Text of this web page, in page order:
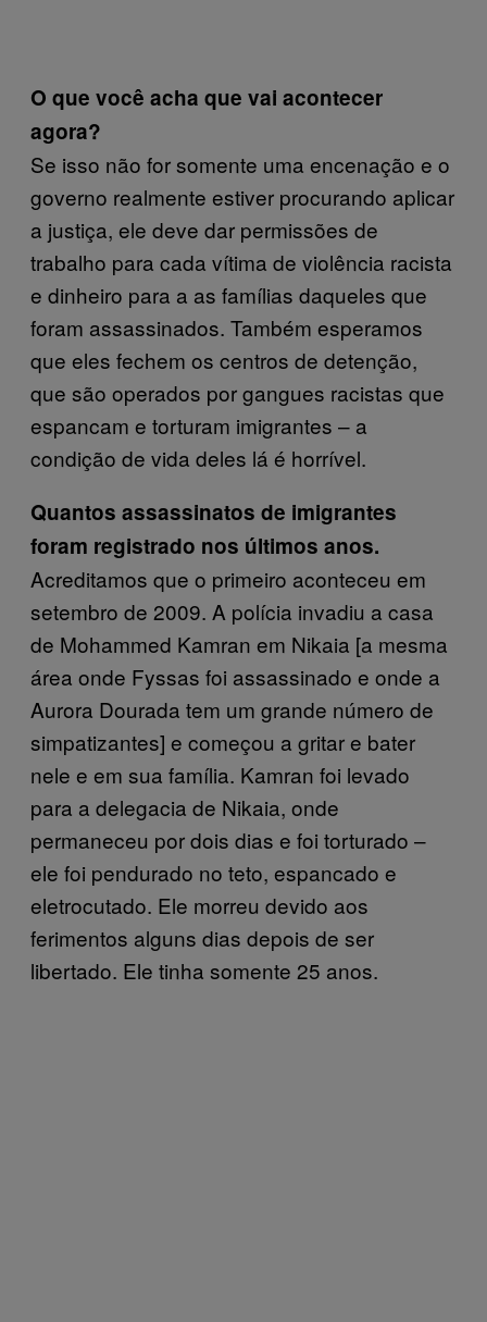
O que você acha que vai acontecer
agora?
Se isso não for somente uma encenação e o
governo realmente estiver procurando aplicar
a justiça, ele deve dar permissões de
trabalho para cada vítima de violência racista
e dinheiro para a as famílias daqueles que
foram assassinados. Também esperamos
que eles fechem os centros de detenção,
que são operados por gangues racistas que
espancam e torturam imigrantes – a
condição de vida deles lá é horrível.
Quantos assassinatos de imigrantes
foram registrado nos últimos anos.
Acreditamos que o primeiro aconteceu em
setembro de 2009. A polícia invadiu a casa
de Mohammed Kamran em Nikaia [a mesma
área onde Fyssas foi assassinado e onde a
Aurora Dourada tem um grande número de
simpatizantes] e começou a gritar e bater
nele e em sua família. Kamran foi levado
para a delegacia de Nikaia, onde
permaneceu por dois dias e foi torturado –
ele foi pendurado no teto, espancado e
eletrocutado. Ele morreu devido aos
ferimentos alguns dias depois de ser
libertado. Ele tinha somente 25 anos.